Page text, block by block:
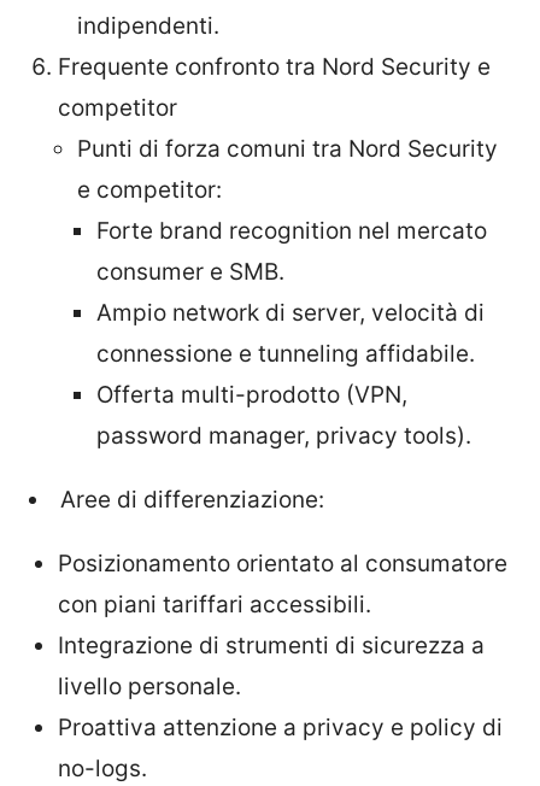
indipendenti.
Frequente confronto tra Nord Security e
competitor
Punti di forza comuni tra Nord Security
e competitor:
Forte brand recognition nel mercato
consumer e SMB.
Ampio network di server, velocità di
connessione e tunneling affidabile.
Offerta multi-prodotto (VPN,
password manager, privacy tools).
Aree di differenziazione:
Posizionamento orientato al consumatore
con piani tariffari accessibili.
Integrazione di strumenti di sicurezza a
livello personale.
Proattiva attenzione a privacy e policy di
no-logs.